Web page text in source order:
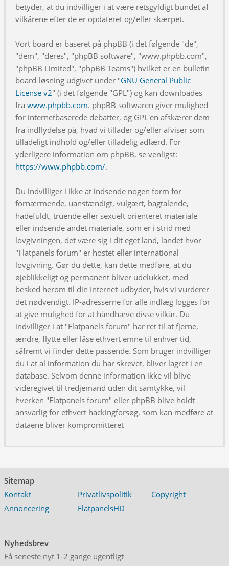
betyder, at du indvilliger i at være retsgyldigt bundet af
vilkårene efter de er opdateret og/eller skærpet.
Vort board er baseret på phpBB (i det følgende "de",
"dem", "deres", "phpBB software", "www.phpbb.com",
"phpBB Limited", "phpBB Teams") hvilket er en bulletin
board-løsning udgivet under "GNU General Public
License v2" (i det følgende "GPL") og kan downloades
fra www.phpbb.com. phpBB softwaren giver mulighed
for internetbaserede debatter, og GPL'en afskærer dem
fra indflydelse på, hvad vi tillader og/eller afviser som
tilladeligt indhold og/eller tilladelig adfærd. For
yderligere information om phpBB, se venligst:
https://www.phpbb.com/.
Du indvilliger i ikke at indsende nogen form for
fornærmende, uanstændigt, vulgært, bagtalende,
hadefuldt, truende eller sexuelt orienteret materiale
eller indsende andet materiale, som er i strid med
lovgivningen, det være sig i dit eget land, landet hvor
"Flatpanels forum" er hostet eller international
lovgivning. Gør du dette, kan dette medføre, at du
øjeblikkeligt og permanent bliver udelukket, med
besked herom til din Internet-udbyder, hvis vi vurderer
det nødvendigt. IP-adresserne for alle indlæg logges for
at give mulighed for at håndhæve disse vilkår. Du
indvilliger i at "Flatpanels forum" har ret til at fjerne,
ændre, flytte eller låse ethvert emne til enhver tid,
såfremt vi finder dette passende. Som bruger indvilliger
du i at al information du har skrevet, bliver lagret i en
database. Selvom denne information ikke vil blive
videregivet til tredjemand uden dit samtykke, vil
hverken "Flatpanels forum" eller phpBB blive holdt
ansvarlig for ethvert hackingforsøg, som kan medføre at
dataene bliver kompromitteret
Sitemap
Kontakt
Privatlivspolitik
Copyright
Annoncering
FlatpanelsHD
Nyhedsbrev
Få seneste nyt 1-2 gange ugentligt